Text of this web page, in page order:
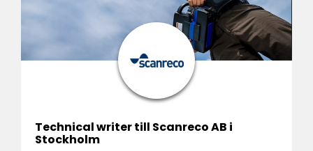
Technical writer till Scanreco AB i
Stockholm